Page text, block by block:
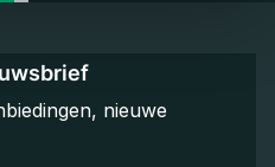
nieuwe